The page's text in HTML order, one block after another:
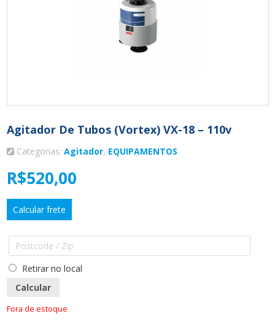
Agitador De Tubos (vortex) VX-18 – 110v
Categorias: Agitador, EQUIPAMENTOS
R$520,00
Calcular frete
Retirar no local
Calcular
Fora de estoque